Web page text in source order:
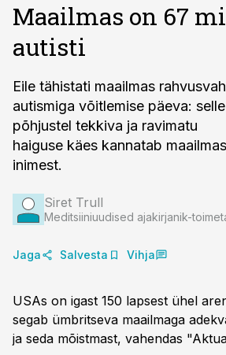
Maailmas on 67
autisti
Eile tähistati maailmas
autismiga võitlemise päeva:
põhjustel tekkiva ja ravimatu
haiguse käes kannatab
inimest.
Siret Trull
Meditsiiniuudised ajakirjanik-
Jaga Salvesta Vihja
USAs on igast 150 lapsest ühel
segab ümbritseva maailmaga
ja seda mõistmast, vahendas